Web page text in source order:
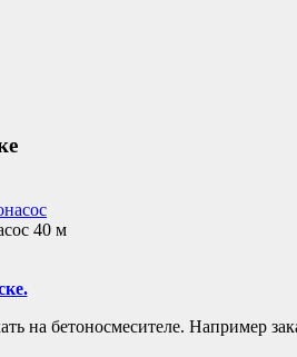
40 м
на бетоносмесителе. Например